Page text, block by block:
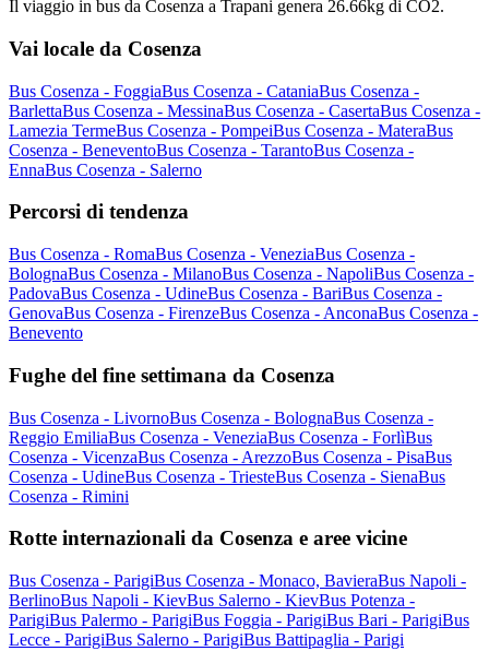
Il viaggio in bus da Cosenza a Trapani genera 26.66kg di CO2.
Vai locale da Cosenza
Bus Cosenza - FoggiaBus Cosenza - CataniaBus Cosenza -
BarlettaBus Cosenza - MessinaBus Cosenza - CasertaBus Cosenza -
Lamezia TermeBus Cosenza - PompeiBus Cosenza - MateraBus
Cosenza - BeneventoBus Cosenza - TarantoBus Cosenza -
EnnaBus Cosenza - Salerno
Percorsi di tendenza
Bus Cosenza - RomaBus Cosenza - VeneziaBus Cosenza -
BolognaBus Cosenza - MilanoBus Cosenza - NapoliBus Cosenza -
PadovaBus Cosenza - UdineBus Cosenza - BariBus Cosenza -
GenovaBus Cosenza - FirenzeBus Cosenza - AnconaBus Cosenza -
Benevento
Fughe del fine settimana da Cosenza
Bus Cosenza - LivornoBus Cosenza - BolognaBus Cosenza -
Reggio EmiliaBus Cosenza - VeneziaBus Cosenza - ForlìBus
Cosenza - VicenzaBus Cosenza - ArezzoBus Cosenza - PisaBus
Cosenza - UdineBus Cosenza - TriesteBus Cosenza - SienaBus
Cosenza - Rimini
Rotte internazionali da Cosenza e aree vicine
Bus Cosenza - ParigiBus Cosenza - Monaco, BavieraBus Napoli -
BerlinoBus Napoli - KievBus Salerno - KievBus Potenza -
ParigiBus Palermo - ParigiBus Foggia - ParigiBus Bari - ParigiBus
Lecce - ParigiBus Salerno - ParigiBus Battipaglia - Parigi